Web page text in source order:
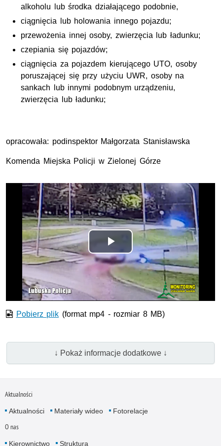
alkoholu lub środka działającego podobnie,
ciągnięcia lub holowania innego pojazdu;
przewożenia innej osoby, zwierzęcia lub ładunku;
czepiania się pojazdów;
ciągnięcia za pojazdem kierującego UTO, osoby
poruszającej się przy użyciu UWR, osoby na
sankach lub innymi podobnym urządzeniu,
zwierzęcia lub ładunku;
opracowała: podinspektor Małgorzata Stanisławska
Komenda Miejska Policji w Zielonej Górze
Odtwórz
wideo
Pobierz plik (format mp4 - rozmiar 8 MB)
↓ Pokaż informacje dodatkowe ↓
Aktualności
Aktualności Materiały wideo Fotorelacje
O nas
Kierownictwo
Struktura